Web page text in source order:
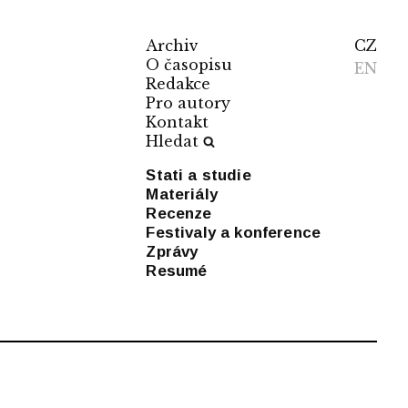
Archiv
O časopisu
Redakce
Pro autory
Kontakt
Hledat
Stati a studie
Materiály
Recenze
Festivaly a konference
Zprávy
Resumé
CZ
EN